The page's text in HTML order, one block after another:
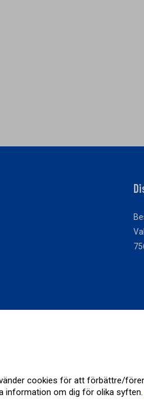
cookies för att förbättre/
information om dig för olika syften.